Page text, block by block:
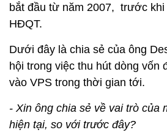
bắt đầu từ năm 2007, trước khi
HĐQT.
Dưới đây là chia sẻ của ông
hội trong việc thu hút dòng vốn
vào VPS trong thời gian tới.
- Xin ông chia sẻ về vai trò của
hiện tại, so với trước đây?